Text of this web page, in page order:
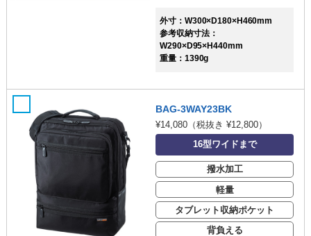
外寸：W300×D180×H460mm
参考収納寸法：
W290×D95×H440mm
重量：1390g
BAG-3WAY23BK
¥14,080 （税抜き ¥12,800）
16型ワイドまで
撥水加工
軽量
タブレット収納ポケット
背負える